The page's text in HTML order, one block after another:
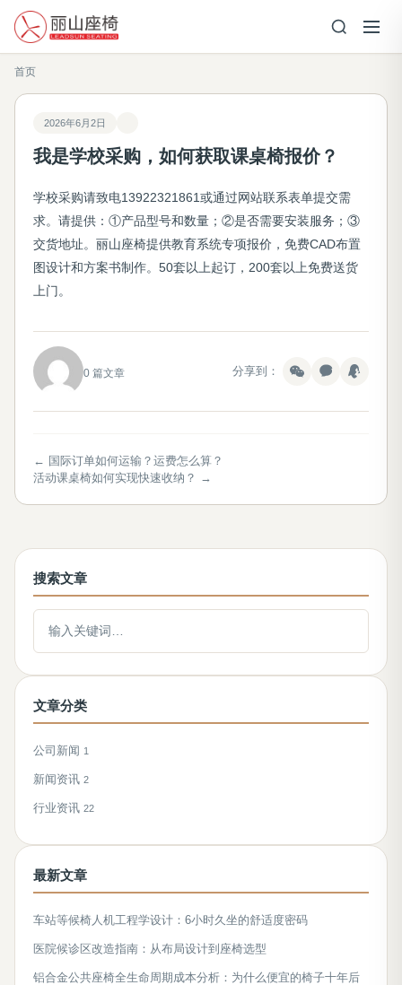
首页
2026年6月2日
我是学校采购，如何获取课桌椅报价？
学校采购请致电13922321861或通过网站联系表单提交需
求。请提供：①产品型号和数量；②是否需要安装服务；③
交货地址。丽山座椅提供教育系统专项报价，免费CAD布置
图设计和方案书制作。50套以上起订，200套以上免费送货
上门。
0 篇文章 分享到：
← 国际订单如何运输？运费怎么算？
活动课桌椅如何实现快速收纳？ →
搜索文章
文章分类
公司新闻 1
新闻资讯 2
行业资讯 22
最新文章
车站等候椅人机工程学设计：6小时久坐的舒适度密码
医院候诊区改造指南：从布局设计到座椅选型
铝合金公共座椅全生命周期成本分析：为什么便宜的椅子十年后